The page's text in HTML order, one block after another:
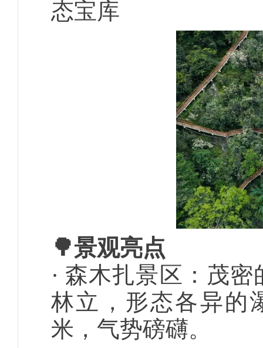
态宝库
🌳景观亮点
· 森木扎景区：茂
林立，形态各异的
米，气势磅礴。